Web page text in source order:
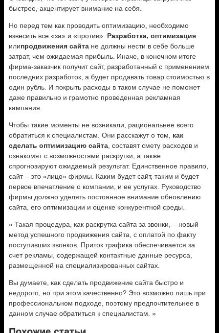
быстрее, акцентирует внимание на себя.
Но перед тем как проводить оптимизацию, необходимо
взвесить все «за» и «против». Разработка, оптимизация
илипродвижения сайта не должны нести в себе больше
затрат, чем ожидаемая прибыль. Иначе, в конечном итоге
фирма-заказчик получит сайт, разработанный с применением
последних разработок, а будет продавать товар стоимостью в
один рубль. И покрыть расходы в таком случае не поможет
даже правильно и грамотно проведенная рекламная
кампания.
Чтобы такие моменты не возникали, рациональнее всего
обратиться к специалистам. Они расскажут о том, как
сделать оптимизацию сайта , составят смету расходов и
ознакомят с возможностями раскрутки, а также
спрогнозируют ожидаемый результат. Единственное правило,
сайт – это «лицо» фирмы. Каким будет сайт, таким и будет
первое впечатление о компании, и ее услугах. Руководство
фирмы должно уделять постоянное внимание обновлению
сайта, его оптимизации и оценке конкурентной среды.
« Такая процедура, как раскрутка сайта за звонки, – новый
метод успешного продвижения сайта, с оплатой по факту
поступивших звонков. Приток трафика обеспечивается за
счет рекламы, содержащей контактные данные ресурса,
размещенной на специализированных сайтах.
Вы думаете, как сделать продвижение сайта быстро и
недорого, но при этом качественно? Это возможно лишь при
профессиональном подходе, поэтому предпочтительнее в
данном случае обратиться к специалистам. »